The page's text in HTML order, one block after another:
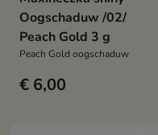
Oogschaduw /02/
Peach Gold 3 g
Peach Gold oogschaduw
€ 6,00